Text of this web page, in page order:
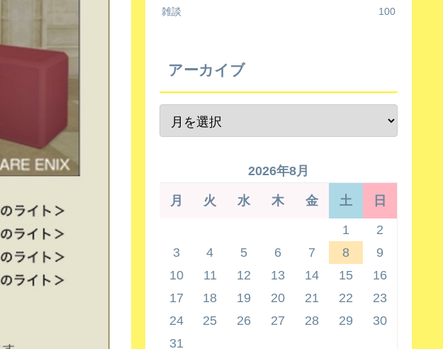
雑談 100
アーカイブ
2026年8月
月 火 水 木 金 土 日
1
2
3
4 5 6 7 8
9
10
11 12 13 14 15
16
17
18 19 20 21 22
23
24
25 26 27 28 29
30
31